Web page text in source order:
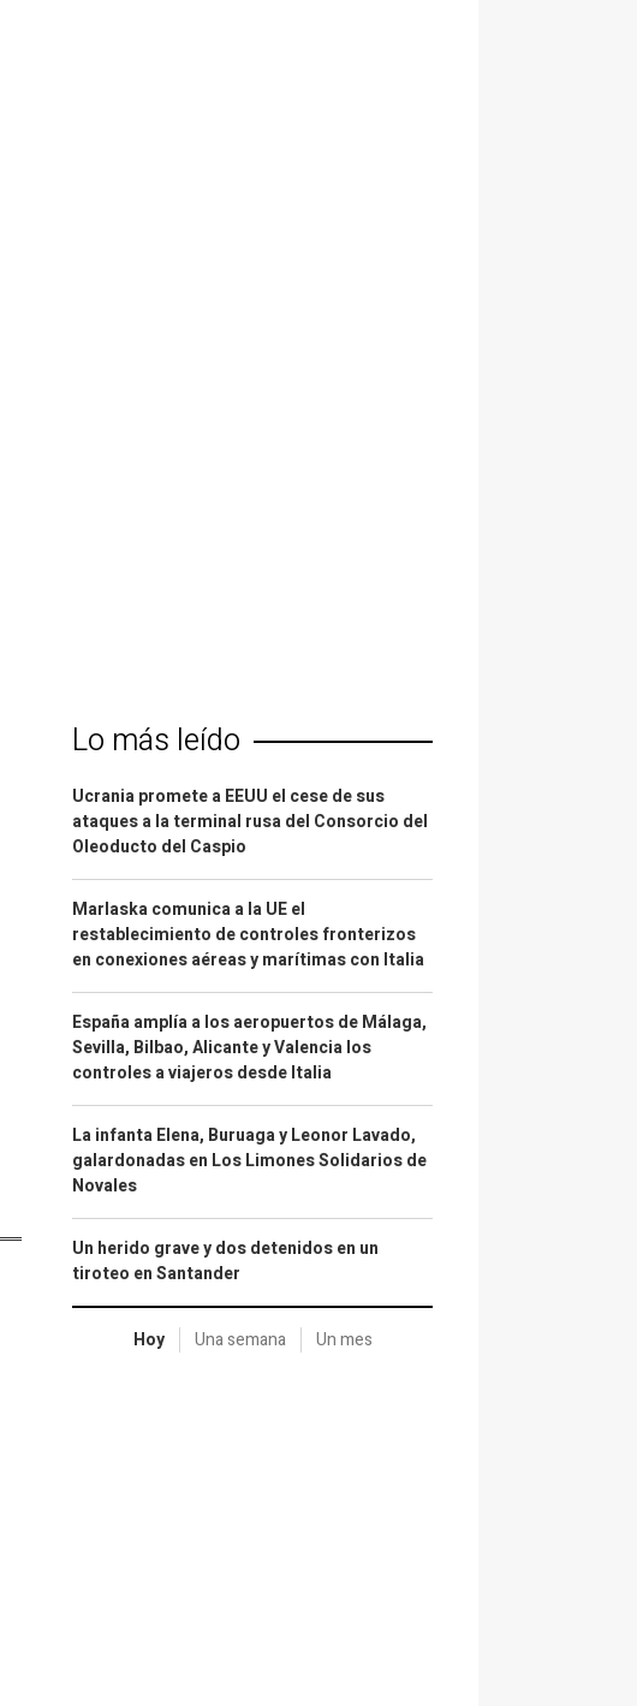
Lo más leído
Ucrania promete a EEUU el cese de sus
ataques a la terminal rusa del Consorcio del
Oleoducto del Caspio
Marlaska comunica a la UE el
restablecimiento de controles fronterizos
en conexiones aéreas y marítimas con Italia
España amplía a los aeropuertos de Málaga,
Sevilla, Bilbao, Alicante y Valencia los
controles a viajeros desde Italia
La infanta Elena, Buruaga y Leonor Lavado,
galardonadas en Los Limones Solidarios de
Novales
Un herido grave y dos detenidos en un
tiroteo en Santander
Hoy Una semana Un mes